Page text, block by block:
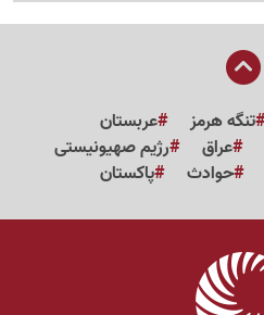
تنگه هرمز
عربستان
عراق
رژیم صهیونیستی
حوادث پاکستان